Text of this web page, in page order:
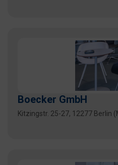
Boecker GmbH
Kitzingstr. 25-27, 12277 Berlin